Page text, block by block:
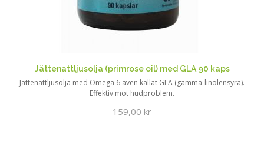
Jättenattljusolja (primrose oil) med GLA 90 kaps
Jättenattljusolja med Omega 6 även kallat GLA (gamma-linolensyra).
Effektiv mot hudproblem.
159,00 kr